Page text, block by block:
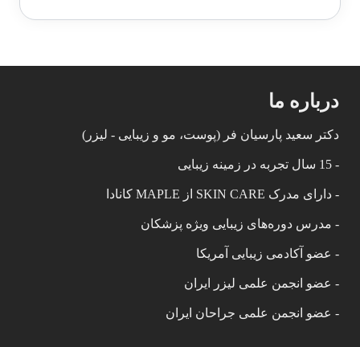
درباره ما
دکتر سعید پارسیان فر (پوست، مو و زیبایی - لیزر)
- 15 سال تجربه در زمینه زیبایی
- دارای مدرک SKIN CARE از MAPLE کانادا
- مدرس دوره‌های زیبایی ویژه پزشکان
- عضو آکادمی زیبایی آمریکا
- عضو انجمن علمی لیزر ایران
- عضو انجمن علمی جراحان ایران